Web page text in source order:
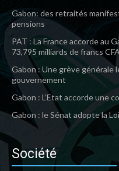
Gabon: des retraités
pensions
PAT : La France accorde au
73,795 milliards de francs CFA
Gabon : Une grève générale
gouvernement
Gabon : L’Etat accorde une
Gabon : le Sénat adopte la
Société